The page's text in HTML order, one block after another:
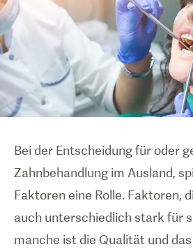
Bei der Entscheidung für oder
Zahnbehandlung im Ausland,
Faktoren eine Rolle. Faktoren,
auch unterschiedlich stark für
manche ist die Qualität und